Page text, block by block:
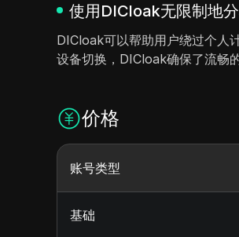
使用DICloak无限制地
DICloak可以帮助用户绕过个人
设备切换，DICloak确保了流畅
价格
账号类型
基础